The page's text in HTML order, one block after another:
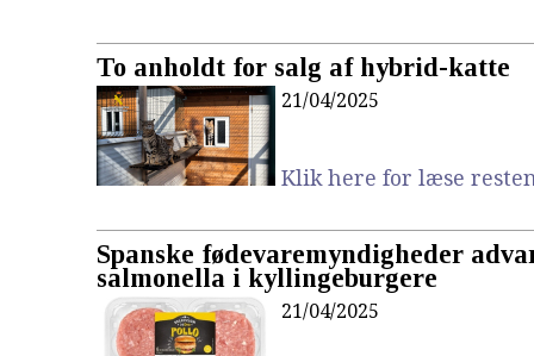
To anholdt for salg af hybrid-katte
21/04/2025
Klik here for læse
Spanske fødevaremyndigheder
salmonella i kyllingeburgere
21/04/2025